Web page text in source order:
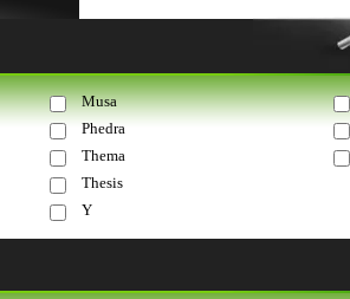
Musa
Phedra
Thema
Thesis
Y